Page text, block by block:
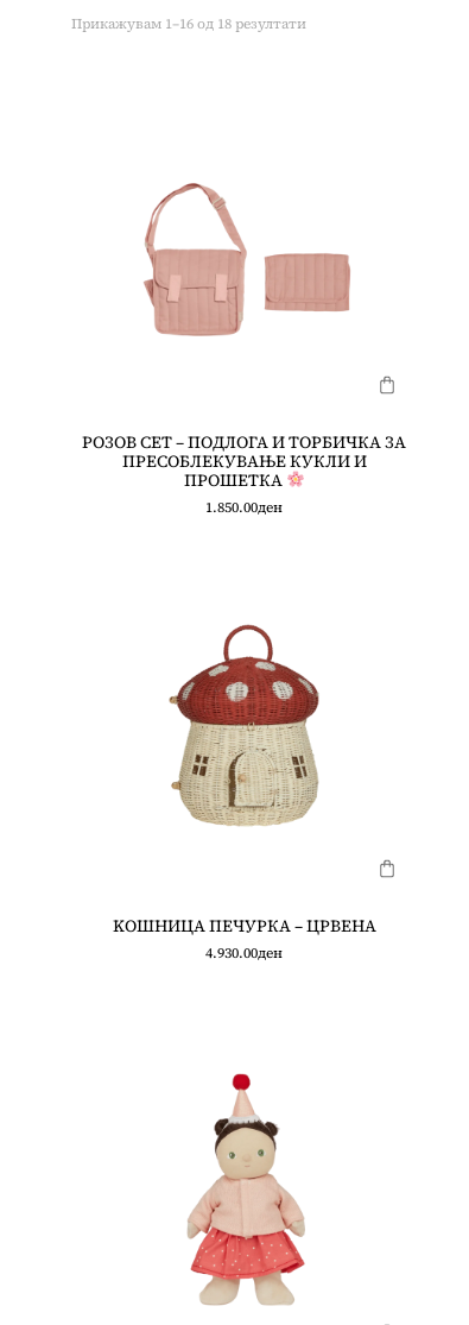
Прикажувам 1–16 од 18 резултати
РОЗОВ СЕТ – ПОДЛОГА И ТОРБИЧКА ЗА
ПРЕСОБЛЕКУВАЊЕ КУКЛИ И
ПРОШЕТКА
1.850.00ден
KOШНИЦА ПЕЧУРКА – ЦРВЕНА
4.930.00ден